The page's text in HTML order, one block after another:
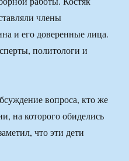
члены
и его доверенные лица.
политологи и
вопроса, кто же
на которого обиделись
что эти дети